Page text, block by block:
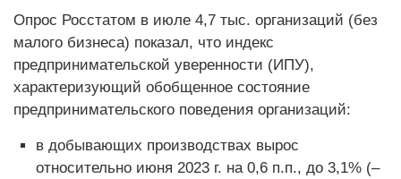
Опрос Росстатом в июле 4,7 тыс. организаций (без
малого бизнеса) показал, что индекс
предпринимательской уверенности (ИПУ),
характеризующий обобщенное состояние
предпринимательского поведения организаций:
в добывающих производствах вырос
относительно июня 2023 г. на 0,6 п.п., до 3,1% (–